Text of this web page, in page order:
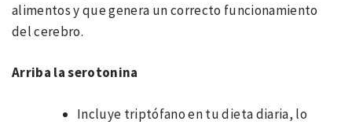
alimentos y que genera un correcto funcionamiento
del cerebro.
Arriba la serotonina
Incluye triptófano en tu dieta diaria, lo